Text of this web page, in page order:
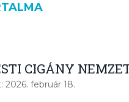
CIGÁNY
2026. február 18.